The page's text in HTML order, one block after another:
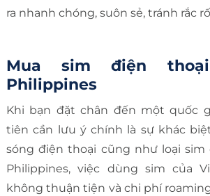
ra nhanh chóng, suôn sẻ, tránh rắc
Mua sim điện
Philippines
Khi bạn đặt chân đến một quốc
tiên cần lưu ý chính là sự khác
sóng điện thoại cũng như loại sim
Philippines, việc dùng sim của
không thuận tiện và chi phí